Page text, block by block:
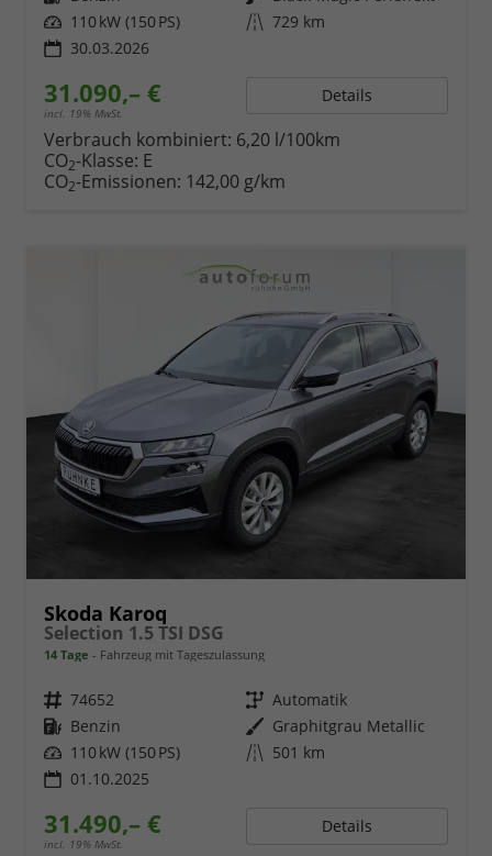
Leistung 110 kW (150 PS) Kilometerstand 729 km
30.03.2026
31.090,– €
incl. 19% MwSt.
Details
Verbrauch kombiniert: 6,20 l/100km
CO2-Klasse: E
CO2-Emissionen: 142,00 g/km
Skoda Karoq
Selection 1.5 TSI DSG
14 Tage Fahrzeug mit Tageszulassung
Fahrzeugnr. 74652 Getriebe Automatik
Kraftstoff Benzin Außenfarbe Graphitgrau Metallic
Leistung 110 kW (150 PS) Kilometerstand 501 km
01.10.2025
31.490,– €
incl. 19% MwSt.
Details